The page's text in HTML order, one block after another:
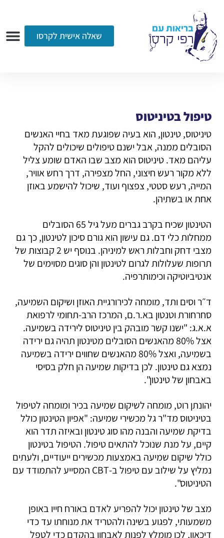
שאלה אישית לקרסו
טיפול בטיניטוס
טיניטוס, טינטון, הוא בעיה שפוגעת מאד בחיי האנשים
הסובלים ממנה, אבל ישנם טיפולים שיכולים להקל
עליהם מאד. טיניטוס הוא מצב שבו האדם שומע צליל
ללא מקור רעש חיצוני, החל מצפירה, דרך רחש אוויר,
המייה, רעש סטטי, צפצוף ועוד, שיכול להישמע באוזן
אחת או בשתיהן.
הטינטון שכיח בקרב גברים מעל גיל 65 הסובלים
ממחלות כלי דם. גם עישון הוא גורם סיכון לטינטון, כך גם
מצבי דחק וחבלות ראש למיניהן. בנוסף יש 2 קבוצות של
תרופות שעלולות לגרום לטינטון והן סוגים מסוימים של
אנטיביוטיקה וכימותרפיה.
ד״ר וסים ותד, מומחה לכירורגיית האוזן ושיקום השמיעה,
סחרחורת וטנטון בא.ר.ם, המרכז הרב-תחומי לרפואת
א.א.ג: "ישנו קשר מובהק בין טיניטוס לירידה בשמיעה.
אצל 80% מהאנשים הסובלים מטינטון תהיה גם ירידה
בשמיעה, ואצל 80% מהאנשים שחווים ירידה בשמיעה
נמצא גם טינטון. לכן בדיקות שמיעה הן חלק בסיסי
באבחון של טינטון".
יהונתן רוט, מומחה לשיקום שמיעה בכיר ומומחה לטיפול
בטיניטוס מד"ר גל מכשירי שמיעה: "אפיון הטינטון כולל
בדיקת שמיעה והבנה מהו סוג טינטון ובאיזה תדר הוא
קיים, על מנת שנוכל להתאים טיפול. הטיפול בטינטון
כולל שיקום שמיעה באמצעות מכשירים ייעודיים, ולעתים
נמליץ על שילוב עם טיפול ב-CBT המסייע להתמודד עם
הטיניטוס".
מצב של טינטון יכול להפריע לאדם באורח חייו באופן
משמעותי, לפגוע בשינה ולהטריד את מנוחתו עד כדי
דיכאון, לכן מומלץ לפנות לאבחון בהקדם כדי לטפל